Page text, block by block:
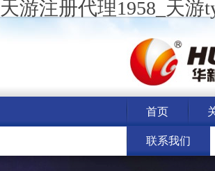
天游注册代理1958_天游
首页
联系我们